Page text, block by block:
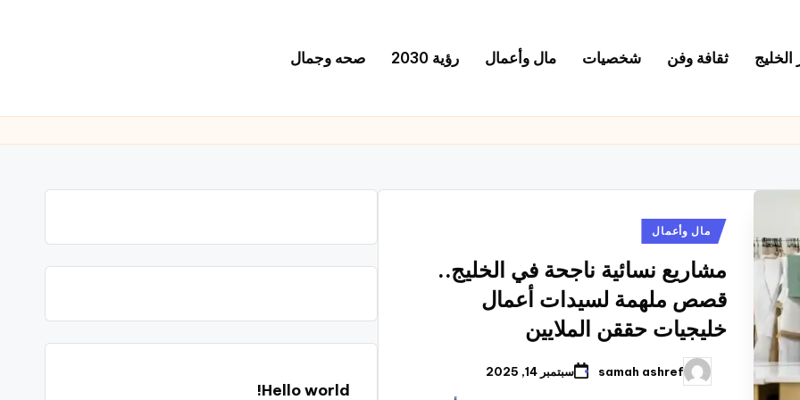
الخليج ثقافة وفن شخصيات مال وأعمال رؤية 2030 صحه وجمال
نُشرمال وأعمال
مشاريع نسائية ناجحة في الخليج..
قصص ملهمة لسيدات أعمال
خليجيات حققن الملايين
تمّ
النشر
samah ashref سبتمبر 14, 2025
Hello world!